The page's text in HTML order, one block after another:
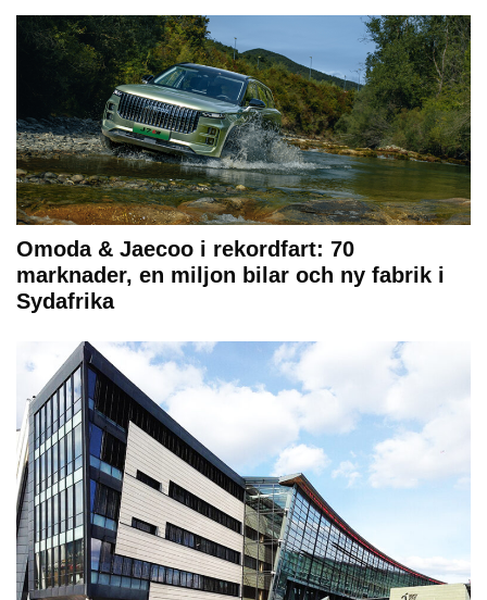
Omoda & Jaecoo i rekordfart: 70
marknader, en miljon bilar och ny fabrik i
Sydafrika